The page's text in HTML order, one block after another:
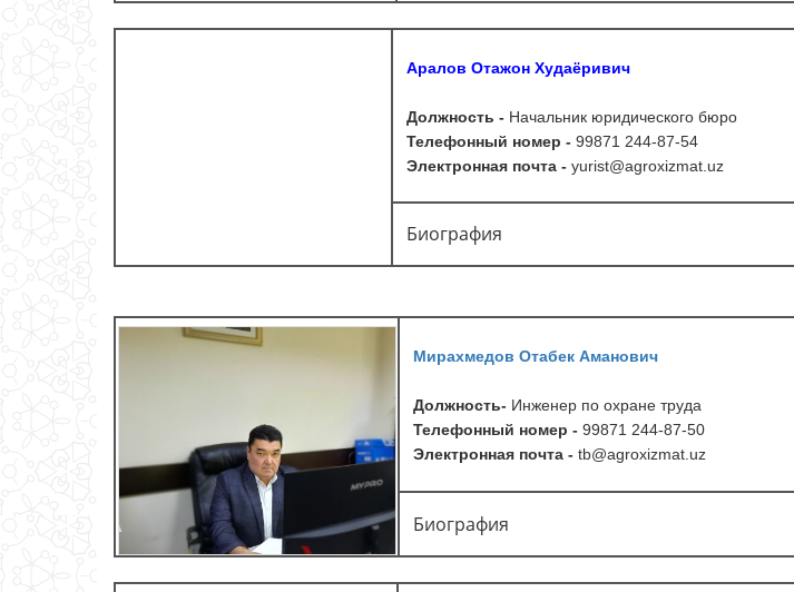
Аралов Отажон Худаёривич
Должность - Начальник юридического бюро
Телефонный номер - 99871 244-87-54
Электронная почта - yurist@agroxizmat uz
Биография
Мирахмедов Отабек Аманович
Должность- Инженер по охране труда
Телефонный номер - 99871 244-87-50
Электронная почта - tb@agroxizmat uz
Биография